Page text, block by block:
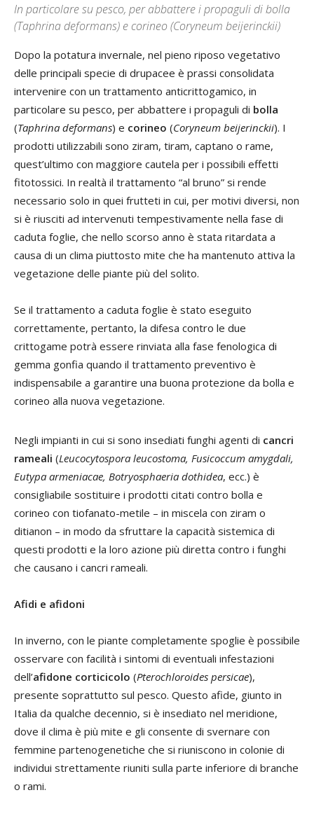
In particolare su pesco, per abbattere i propaguli di bolla
(Taphrina deformans) e corineo (Coryneum beijerinckii)
Dopo la potatura invernale, nel pieno riposo vegetativo
delle principali specie di drupacee è prassi consolidata
intervenire con un trattamento anticrittogamico, in
particolare su pesco, per abbattere i propaguli di bolla
(Taphrina deformans) e corineo (Coryneum beijerinckii). I
prodotti utilizzabili sono ziram, tiram, captano o rame,
quest’ultimo con maggiore cautela per i possibili effetti
fitotossici. In realtà il trattamento “al bruno” si rende
necessario solo in quei frutteti in cui, per motivi diversi, non
si è riusciti ad intervenuti tempestivamente nella fase di
caduta foglie, che nello scorso anno è stata ritardata a
causa di un clima piuttosto mite che ha mantenuto attiva la
vegetazione delle piante più del solito.
Se il trattamento a caduta foglie è stato eseguito
correttamente, pertanto, la difesa contro le due
crittogame potrà essere rinviata alla fase fenologica di
gemma gonfia quando il trattamento preventivo è
indispensabile a garantire una buona protezione da bolla e
corineo alla nuova vegetazione.
Negli impianti in cui si sono insediati funghi agenti di cancri
rameali (Leucocytospora leucostoma, Fusicoccum amygdali,
Eutypa armeniacae, Botryosphaeria dothidea, ecc.) è
consigliabile sostituire i prodotti citati contro bolla e
corineo con tiofanato-metile – in miscela con ziram o
ditianon – in modo da sfruttare la capacità sistemica di
questi prodotti e la loro azione più diretta contro i funghi
che causano i cancri rameali.
Afidi e afidoni
In inverno, con le piante completamente spoglie è possibile
osservare con facilità i sintomi di eventuali infestazioni
dell’afidone corticicolo (Pterochloroides persicae),
presente soprattutto sul pesco. Questo afide, giunto in
Italia da qualche decennio, si è insediato nel meridione,
dove il clima è più mite e gli consente di svernare con
femmine partenogenetiche che si riuniscono in colonie di
individui strettamente riuniti sulla parte inferiore di branche
o rami.